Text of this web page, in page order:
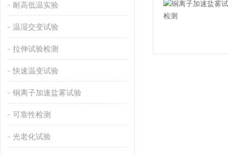
耐高低温实验
温湿交变试验
拉伸试验检测
快速温变试验
铜离子加速盐雾试验
可靠性检测
光老化试验